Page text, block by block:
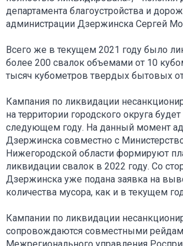
департамента благоустройства и
администрации Дзержинска Сергей
Всего же в текущем 2021 году было
более 200 свалок объемами от 10
тысяч кубометров твердых бытовых
Кампания по ликвидации
на территории городского округа
следующем году. На данный момент
Дзержинска совместно с
Нижегородской области формируют
ликвидации свалок в 2022 году. Со
Дзержинска уже подана заявка на
количества мусора, как и в текущем
Кампании по ликвидации
сопровождаются совместными